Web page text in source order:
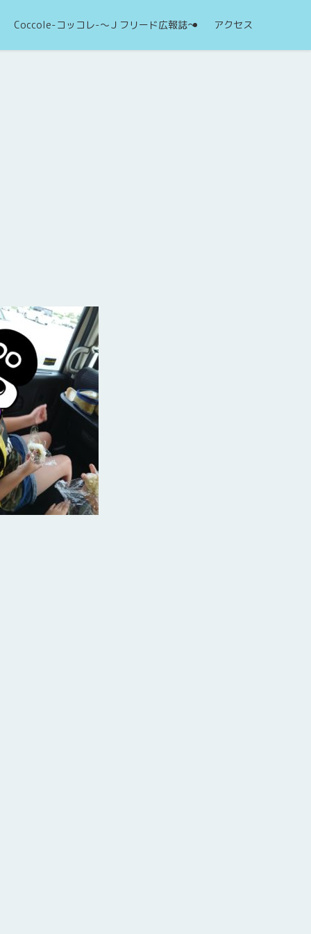
Coccole-コッコレ-～Ｊフリード広報誌～ アクセス